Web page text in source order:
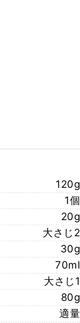
120g
1個
20g
大さじ2
30g
70ml
大さじ1
80g
適量